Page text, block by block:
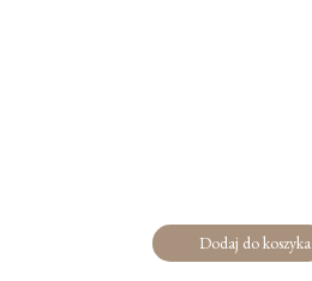
Dodaj do koszyka